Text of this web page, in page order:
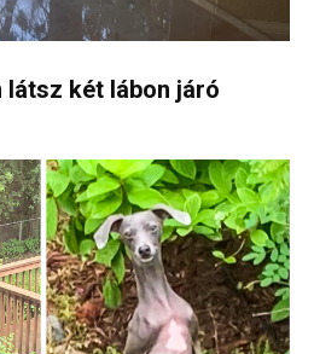
látsz két lábon járó